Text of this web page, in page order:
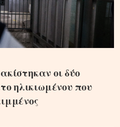
οι δύο
ηλικιωμένου που